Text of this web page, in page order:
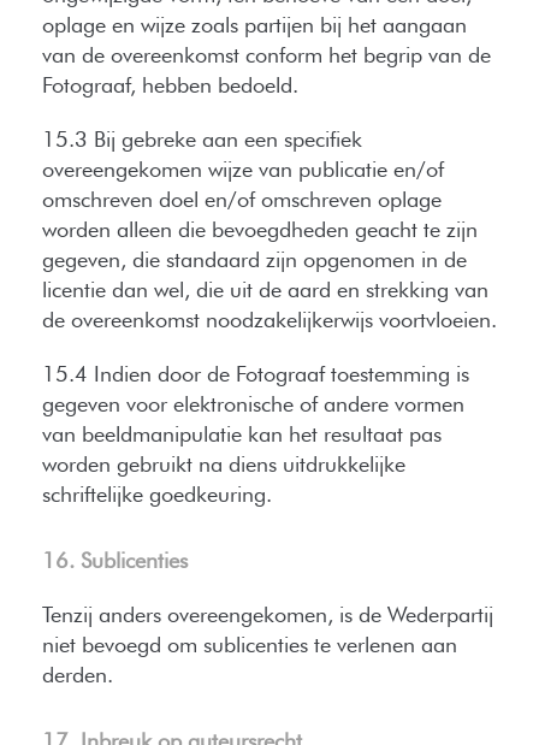
oplage en wijze zoals partijen bij het aangaan
van de overeenkomst conform het begrip van de
Fotograaf, hebben bedoeld.
15.3 Bij gebreke aan een specifiek
overeengekomen wijze van publicatie en/of
omschreven doel en/of omschreven oplage
worden alleen die bevoegdheden geacht te zijn
gegeven, die standaard zijn opgenomen in de
licentie dan wel, die uit de aard en strekking van
de overeenkomst noodzakelijkerwijs voortvloeien.
15.4 Indien door de Fotograaf toestemming is
gegeven voor elektronische of andere vormen
van beeldmanipulatie kan het resultaat pas
worden gebruikt na diens uitdrukkelijke
schriftelijke goedkeuring.
16. Sublicenties
Tenzij anders overeengekomen, is de Wederpartij
niet bevoegd om sublicenties te verlenen aan
derden.
17. Inbreuk op auteursrecht